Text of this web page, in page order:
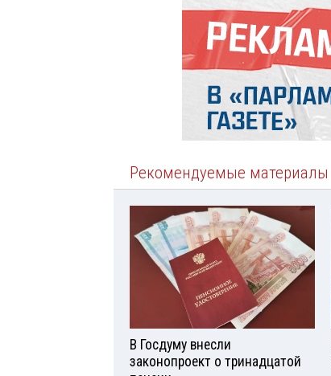
Рекомендуемые материалы
В Госдуму внесли
законопроект о тринадцатой